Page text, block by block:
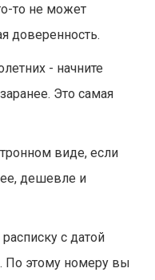
то не может
доверенность.
- начните
Это самая
виде, если
дешевле и
с датой
По этому номеру вы